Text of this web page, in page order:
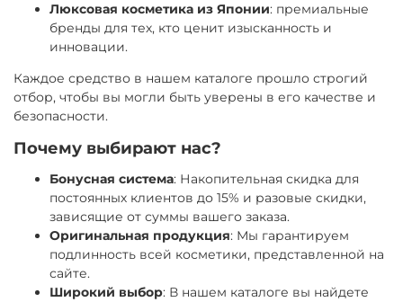
Люксовая косметика из Японии: премиальные
бренды для тех, кто ценит изысканность и
инновации.
Каждое средство в нашем каталоге прошло строгий
отбор, чтобы вы могли быть уверены в его качестве и
безопасности.
Почему выбирают нас?
Бонусная система: Накопительная скидка для
постоянных клиентов до 15% и разовые скидки,
зависящие от суммы вашего заказа.
Оригинальная продукция: Мы гарантируем
подлинность всей косметики, представленной на
сайте.
Широкий выбор: В нашем каталоге вы найдете